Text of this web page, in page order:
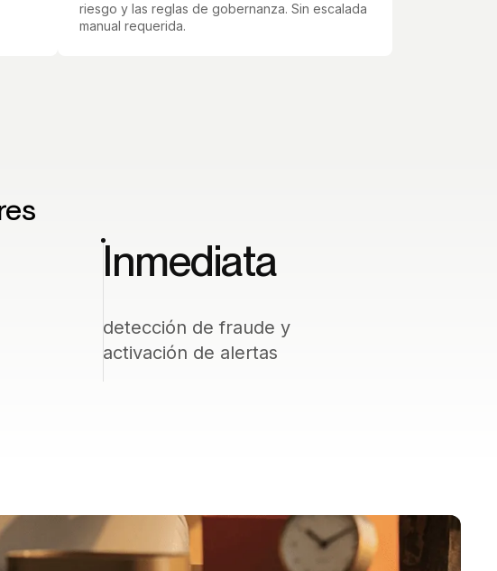
riesgo y las reglas de gobernanza. Sin escalada
manual requerida.
Inmediata
detección de fraude y
activación de alertas